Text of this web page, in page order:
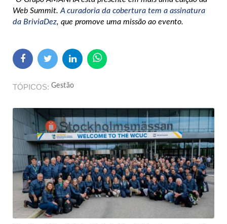
Web Summit. A curadoria da cobertura tem a assinatura
da BriviaDez, que promove uma missão ao evento.
TÓPICOS Gestão